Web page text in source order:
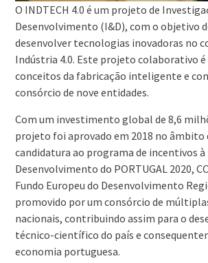
O INDTECH 4.0 é um projeto de
Desenvolvimento (I&D), com o objetivo
desenvolver tecnologias inovadoras no
Indústria 4.0. Este projeto colaborativo é
conceitos da fabricação inteligente e
consórcio de nove entidades.
Com um investimento global de 8,6
projeto foi aprovado em 2018 no âmbito
candidatura ao programa de incentivos
Desenvolvimento do PORTUGAL 2020,
Fundo Europeu do Desenvolvimento
promovido por um consórcio de
nacionais, contribuindo assim para o
técnico-científico do país e
economia portuguesa.